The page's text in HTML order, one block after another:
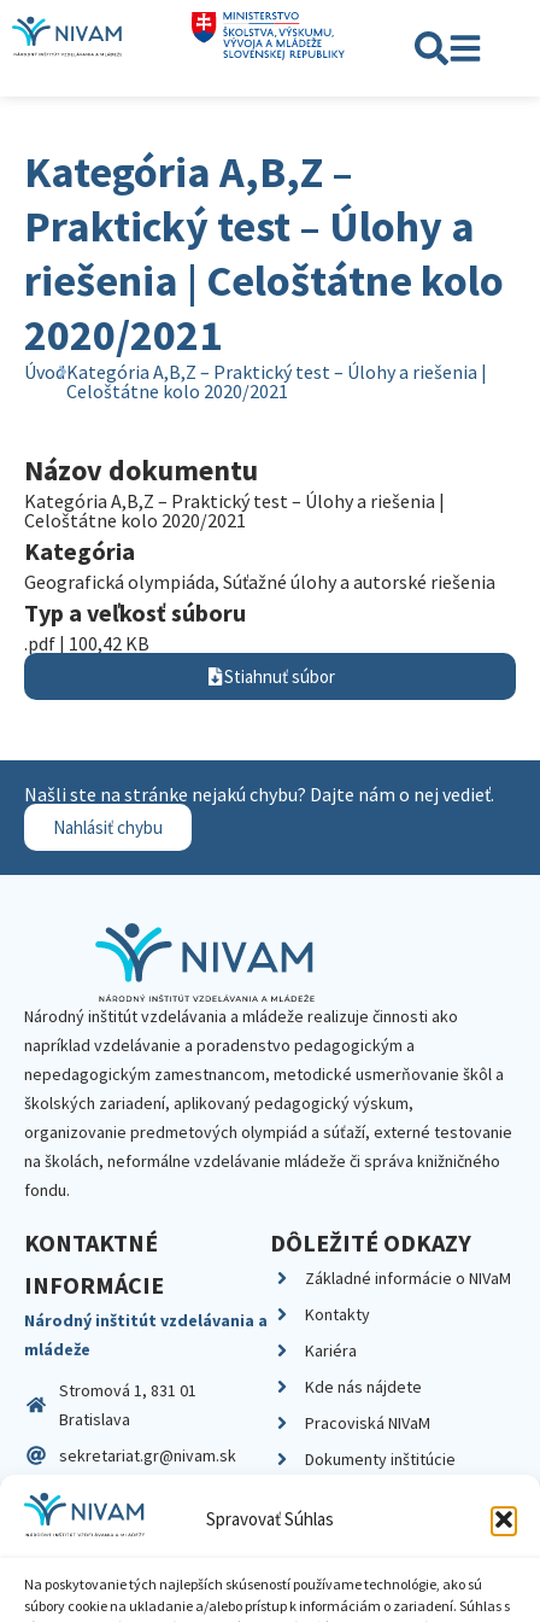
Spravovať Súhlas
Na poskytovanie tých najlepších skúseností používame technológie, ako sú
súbory cookie na ukladanie a/alebo prístup k informáciám o zariadení. Súhlas s
Kategória A,B,Z –
Praktický test – Úlohy a
riešenia | Celoštátne kolo
2020/2021
ÚvodKategória A,B,Z – Praktický test – Úlohy a riešenia |
Celoštátne kolo 2020/2021
Názov dokumentu
Kategória A,B,Z – Praktický test – Úlohy a riešenia |
Celoštátne kolo 2020/2021
Kategória
Geografická olympiáda, Súťažné úlohy a autorské riešenia
Typ a veľkosť súboru
.pdf | 100,42 KB
Stiahnuť súbor
Našli ste na stránke nejakú chybu? Dajte nám o nej vedieť.
Nahlásiť chybu
Národný inštitút vzdelávania a mládeže realizuje činnosti ako
napríklad vzdelávanie a poradenstvo pedagogickým a
nepedagogickým zamestnancom, metodické usmerňovanie škôl a
školských zariadení, aplikovaný pedagogický výskum,
organizovanie predmetových olympiád a súťaží, externé testovanie
na školách, neformálne vzdelávanie mládeže či správa knižničného
fondu.
KONTAKTNÉ
INFORMÁCIE
Národný inštitút vzdelávania a
mládeže
Stromová 1, 831 01
Bratislava
sekretariat.gr@nivam.sk
IČO: 00164348
DIČ: 2020798714
DÔLEŽITÉ ODKAZY
Základné informácie o NIVaM
Kontakty
Kariéra
Kde nás nájdete
Pracoviská NIVaM
Dokumenty inštitúcie